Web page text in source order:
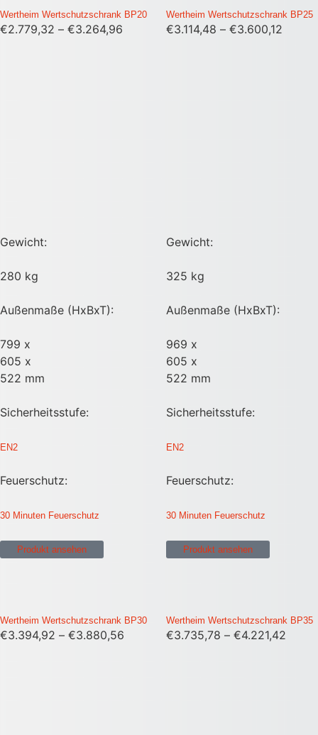
Wertheim Wertschutzschrank BP20
€2.779,32 – €3.264,96
Gewicht:
280 kg
Außenmaße (HxBxT):
799 x
605 x
522 mm
Sicherheitsstufe:
EN2
Feuerschutz:
30 Minuten Feuerschutz
Produkt ansehen
Wertheim Wertschutzschrank BP25
€3.114,48 – €3.600,12
Gewicht:
325 kg
Außenmaße (HxBxT):
969 x
605 x
522 mm
Sicherheitsstufe:
EN2
Feuerschutz:
30 Minuten Feuerschutz
Produkt ansehen
Wertheim Wertschutzschrank BP30
€3.394,92 – €3.880,56
Wertheim Wertschutzschrank BP35
€3.735,78 – €4.221,42